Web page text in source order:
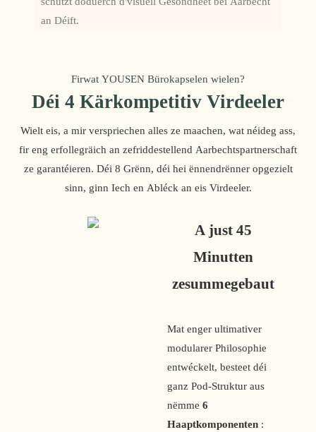
an Déift.
Firwat YOUSEN Bürokapselen wielen?
Déi 4 Kärkompetitiv Virdeeler
Wielt eis, a mir verspriechen alles ze maachen, wat néideg ass,
fir eng erfollegräich an zefriddestellend Aarbechtspartnerschaft
ze garantéieren. Déi 8 Grënn, déi hei ënnendrënner opgezielt
sinn, ginn Iech en Abléck an eis Virdeeler.
A just 45
Minutten
zesummegebaut
Mat enger ultimativer
modularer Philosophie
entwéckelt, besteet déi
ganz Pod-Struktur aus
nëmme6
Haaptkomponenten :